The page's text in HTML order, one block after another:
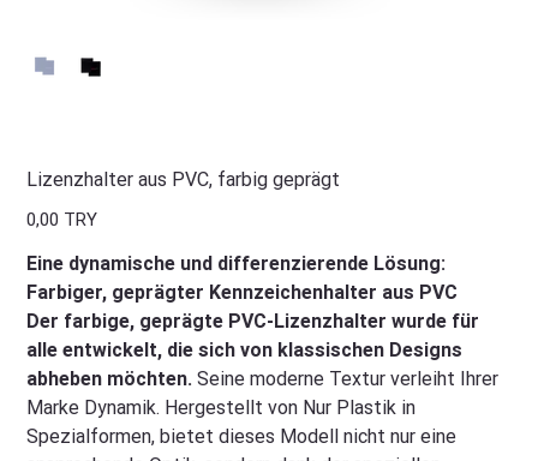
Lizenzhalter aus PVC, farbig geprägt
Preis
0,00 TRY
Eine dynamische und differenzierende Lösung:
Farbiger, geprägter Kennzeichenhalter aus PVC
Der farbige, geprägte PVC-Lizenzhalter wurde für
alle entwickelt, die sich von klassischen Designs
abheben möchten. Seine moderne Textur verleiht Ihrer
Marke Dynamik. Hergestellt von Nur Plastik in
Spezialformen, bietet dieses Modell nicht nur eine